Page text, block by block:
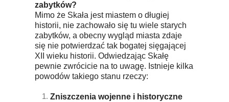
zabytków?
Mimo że Skała jest miastem o długiej
historii, nie zachowało się tu wiele starych
zabytków, a obecny wygląd miasta zdaje
się nie potwierdzać tak bogatej sięgającej
XII wieku historii. Odwiedzając Skałę
pewnie zwrócicie na to uwagę. Istnieje kilka
powodów takiego stanu rzeczy:
Zniszczenia wojenne i historyczne